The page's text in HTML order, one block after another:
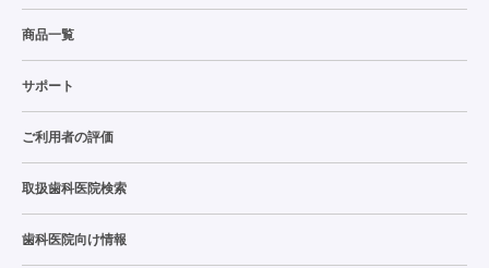
商品一覧
サポート
ご利用者の評価
取扱歯科医院検索
歯科医院向け情報